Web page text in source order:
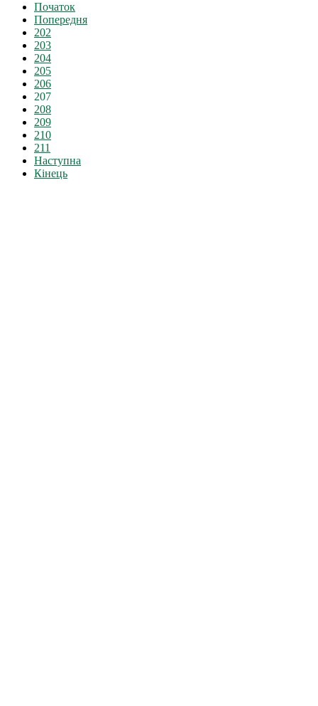
Початок
Попередня
202
203
204
205
206
207
208
209
210
211
Наступна
Кінець